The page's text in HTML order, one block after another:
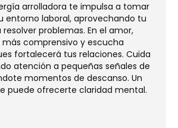
arrolladora te impulsa a tomar
entorno laboral, aprovechando tu
problemas. En el amor,
comprensivo y escucha
fortalecerá tus relaciones. Cuida
atención a pequeñas señales de
momentos de descanso. Un
puede ofrecerte claridad mental.